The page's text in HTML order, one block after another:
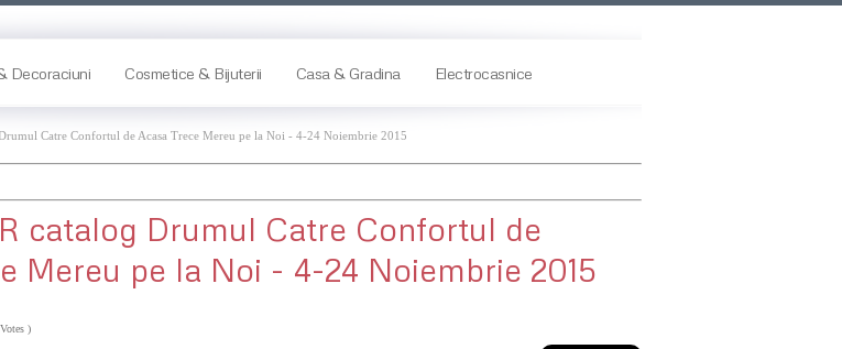
Decoraciuni Cosmetice & Bijuterii Casa & Gradina Electrocasnice
Catre Confortul de Acasa Trece Mereu pe la Noi - 4-24 Noiembrie 2015
catalog Drumul Catre Confortul de
Mereu pe la Noi - 4-24 Noiembrie 2015
)